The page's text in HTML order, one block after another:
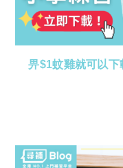
畀$1蚊雞就可以